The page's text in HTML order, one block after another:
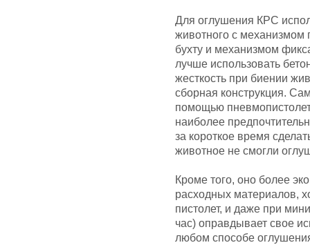
Для оглушения КРС
животного с механизмом
бухту и механизмом
лучше использовать
жесткость при биении
сборная конструкция.
помощью
наиболее
за короткое время
животное не смогли
Кроме того, оно более
расходных материалов,
пистолет, и даже при
час) оправдывает свое
любом способе